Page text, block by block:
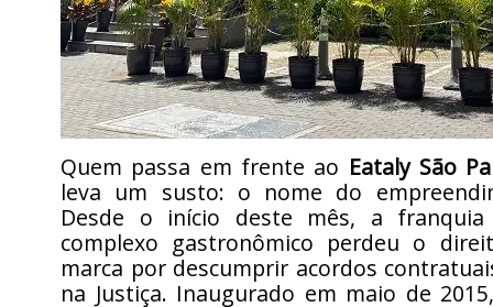
Quem passa em frente ao Eataly São
leva um susto: o nome do
Desde o início deste mês, a
complexo gastronômico perdeu o
marca por descumprir acordos
na Justiça. Inaugurado em maio de